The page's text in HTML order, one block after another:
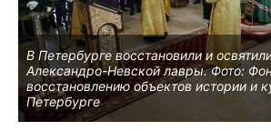
В Петербурге восстановили и
Александро-Невской лавры. Фото:
восстановлению объектов истории и
Петербурге